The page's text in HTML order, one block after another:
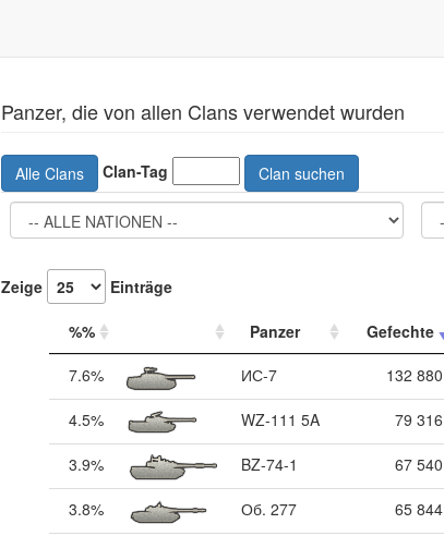
Panzer, die von allen Clans verwendet wurden
Alle Clans Clan-Tag Clan suchen
Zeige Einträge
%% Panzer Gefechte
7.6%
ИС-7 132 880
4.5% WZ-111 5A 79 316
3.9% BZ-74-1 67 540
3.8% Об. 277 65 844